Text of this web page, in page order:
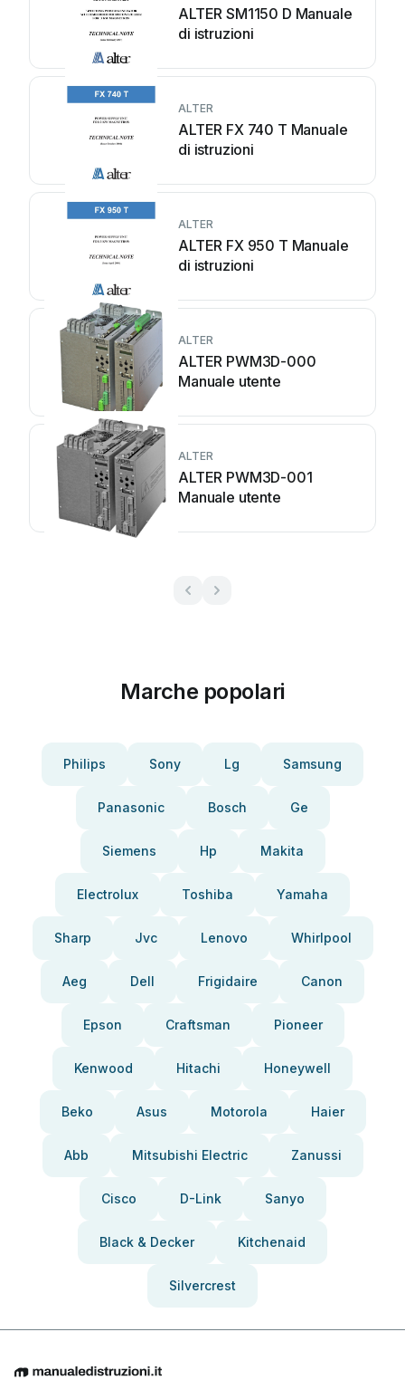
ALTER SM1150 D Manuale
di istruzioni
ALTER
ALTER FX 740 T Manuale
di istruzioni
ALTER
ALTER FX 950 T Manuale
di istruzioni
ALTER
ALTER PWM3D-000
Manuale utente
ALTER
ALTER PWM3D-001
Manuale utente
Marche popolari
Philips Sony Lg Samsung
Panasonic Bosch Ge
Siemens Hp Makita
Electrolux Toshiba Yamaha
Sharp Jvc Lenovo Whirlpool
Aeg Dell Frigidaire Canon
Epson Craftsman Pioneer
Kenwood Hitachi Honeywell
Beko Asus Motorola Haier
Abb Mitsubishi Electric Zanussi
Cisco D-Link Sanyo
Black & Decker Kitchenaid
Silvercrest